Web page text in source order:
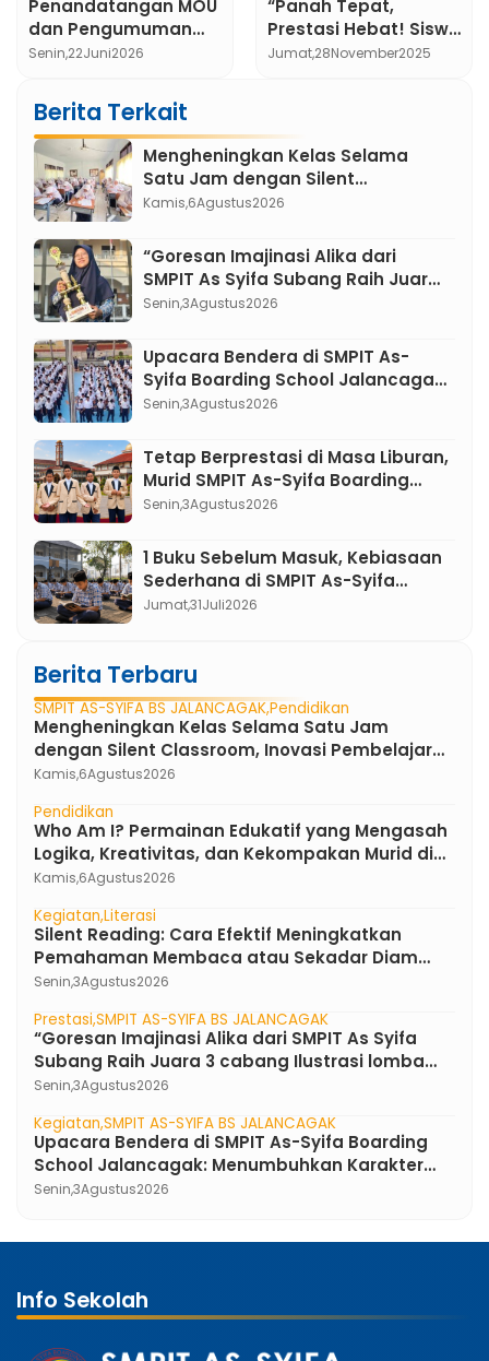
“Panah Tepat,
Prestasi Hebat! Siswa
SMPIT As-Syifa
Ma’soem 2025”
Jumat,28November
Sembako untuk
Jamaah Masjid
Kamis,28Januari2021
Berita Terkait
Mengheningkan Kelas Selama
Satu Jam dengan Silent
Classroom, Inovasi Pembelajaran
Syifa Boarding School
Kamis,6Agustus2026
“Goresan Imajinasi Alika dari
SMPIT As Syifa Subang Raih Juara
3 cabang Ilustrasi lomba FLS3N
Senin,3Agustus2026
Upacara Bendera di SMPIT As-
Syifa Boarding School Jalancagak:
Menumbuhkan Karakter Pemimpin
Senin,3Agustus2026
Tetap Berprestasi di Masa Liburan,
Murid SMPIT As-Syifa Boarding
School Jalancagak Raih Medali di
Senin,3Agustus2026
1 Buku Sebelum Masuk, Kebiasaan
Sederhana di SMPIT As-Syifa
Boarding School yang Mengubah
Jumat,31Juli2026
Berita Terbaru
SMPIT AS-SYIFA BS JALANCAGAKPendidikan
Mengheningkan Kelas Selama Satu Jam
dengan Silent Classroom, Inovasi Pembelajaran
Bahasa Indonesia di SMPIT As-Syifa Boarding
Kamis,6Agustus2026
Pendidikan
Who Am I? Permainan Edukatif yang Mengasah
Logika, Kreativitas, dan Kekompakan Murid di
SMPIT As-Syifa Boarding School
Kamis,6Agustus2026
Kegiatan Literasi
Silent Reading: Cara Efektif Meningkatkan
Pemahaman Membaca atau Sekadar Diam
Tanpa Kata ?
Senin,3Agustus2026
Prestasi SMPIT AS-SYIFA BS JALANCAGAK
“Goresan Imajinasi Alika dari SMPIT As Syifa
Subang Raih Juara 3 cabang Ilustrasi lomba
FLS3N Jawa Barat 2026”
Senin,3Agustus2026
Kegiatan SMPIT AS-SYIFA BS JALANCAGAK
Upacara Bendera di SMPIT As-Syifa Boarding
School Jalancagak: Menumbuhkan Karakter
Pemimpin Berakhlak Mulia
Senin,3Agustus2026
Info Sekolah